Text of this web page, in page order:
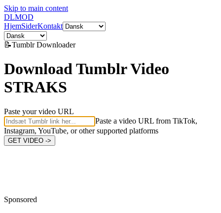
Skip to main content
DLMOD
HjemSiderKontakt
📝TumblrDownloader
Download Tumblr Video
STRAKS
Paste your video URL
Paste a video URL from TikTok,
Instagram, YouTube, or other supported platforms
GET VIDEO ->
Sponsored